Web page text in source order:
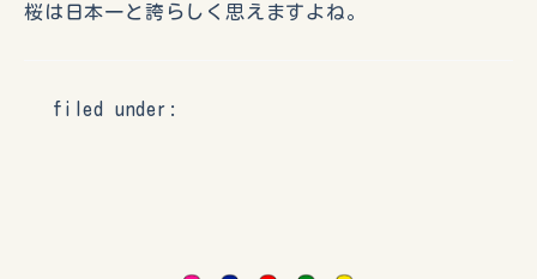
桜は日本一と誇らしく思えますよね。
filed under: